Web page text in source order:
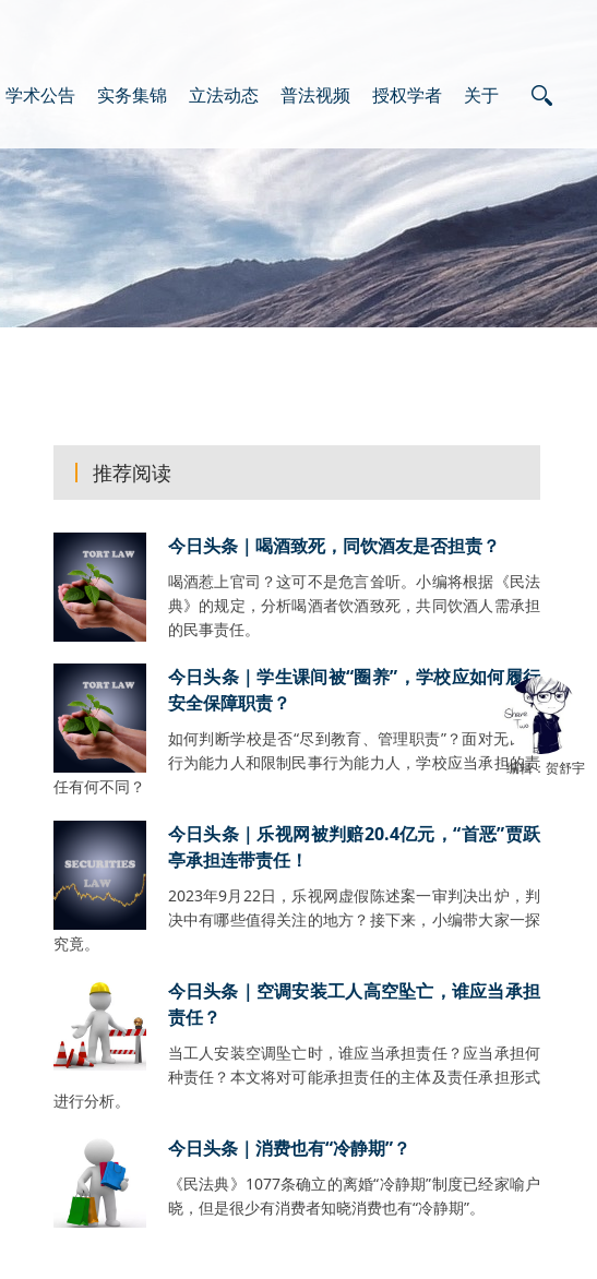
学术公告 实务集锦 立法动态 普法视频 授权学者 关于
推荐阅读
今日头条｜喝酒致死，同饮酒友是否担责？
喝酒惹上官司？这可不是危言耸听。小编将根据《民法
典》的规定，分析喝酒者饮酒致死，共同饮酒人需承担
的民事责任。
今日头条｜学生课间被“圈养”，学校应如何履行
安全保障职责？
如何判断学校是否“尽到教育、管理职责”？面对无民事
行为能力人和限制民事行为能力人，学校应当承担的责
任有何不同？
今日头条｜乐视网被判赔20.4亿元，“首恶”贾跃
亭承担连带责任！
2023年9月22日，乐视网虚假陈述案一审判决出炉，判
决中有哪些值得关注的地方？接下来，小编带大家一探
究竟。
今日头条｜空调安装工人高空坠亡，谁应当承担
责任？
当工人安装空调坠亡时，谁应当承担责任？应当承担何
种责任？本文将对可能承担责任的主体及责任承担形式
进行分析。
今日头条｜消费也有“冷静期”？
《民法典》1077条确立的离婚“冷静期”制度已经家喻户
晓，但是很少有消费者知晓消费也有“冷静期”。
编辑：贺舒宇